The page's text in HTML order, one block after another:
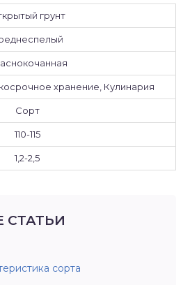
грунт
хранение, Кулинария
Сорт
110-115
1,2-2,5
СТАТЬИ
сорта